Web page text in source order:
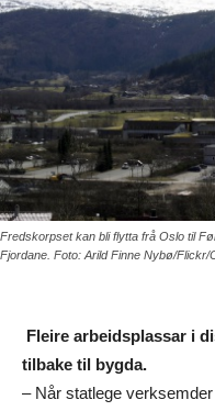
Fredskorpset kan bli flytta frå Oslo til
Fjordane. Foto: Arild Finne Nybø/Flickr/
Fleire arbeidsplassar i
tilbake til bygda.
– Når statlege